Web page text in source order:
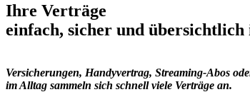
Ihre Verträge
einfach, sicher und
Versicherungen, Handyvertrag, Streaming-Abos
im Alltag sammeln sich schnell viele Verträge an.